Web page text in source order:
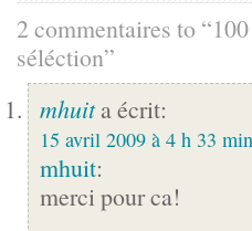
2 commentaires to
séléction”
mhuita écrit:
15 avril 2009 à 4 h 33 min
mhuit:
merci pour ca!